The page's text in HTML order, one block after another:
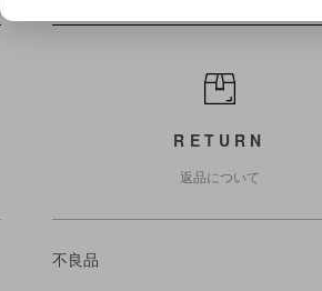
RETURN
返品について
不良品